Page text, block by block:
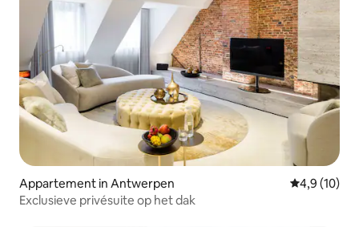
Appartement in Antwerpen
4,9 (10)
Exclusieve privésuite op het dak